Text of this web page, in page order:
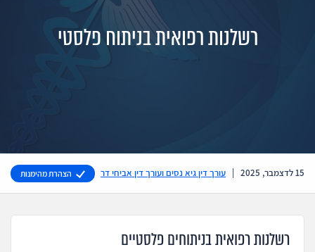
תביעות בתקשורתרשלנות רפואית בניתוח פלסטי
15 לדצמבר, 2025 עורך דין גיא נסים ועורך דין אביחי דר הצהרת מהימנות
רשלנות רפואית בניתוחים פלסטיים